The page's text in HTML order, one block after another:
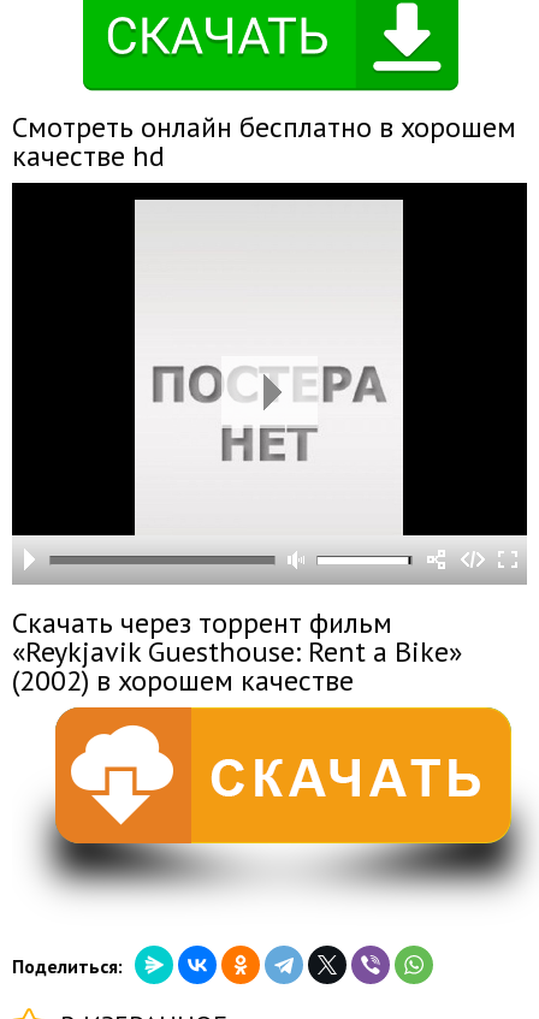
Смотреть онлайн бесплатно в хорошем
качестве hd
Скачать через торрент фильм
«Reykjavik Guesthouse: Rent a Bike»
(2002) в хорошем качестве
Поделиться: